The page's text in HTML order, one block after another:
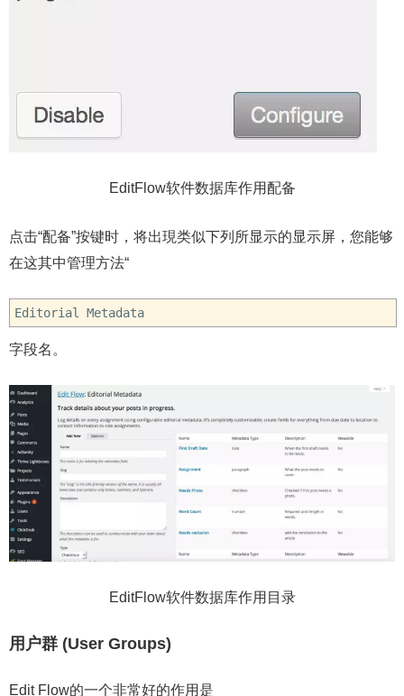
EditFlow软件数据库作用配备
点击“配备”按键时，将出現类似下列所显示的显示屏，您能够
在这其中管理方法“
Editorial Metadata
字段名。
EditFlow软件数据库作用目录
用户群 (User Groups)
Edit Flow的一个非常好的作用是